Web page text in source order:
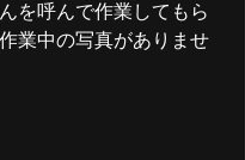
を呼んで作業してもら
業中の写真がありませ